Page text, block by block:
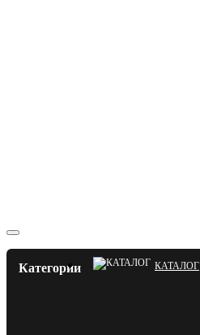
Категории КАТАЛОГ